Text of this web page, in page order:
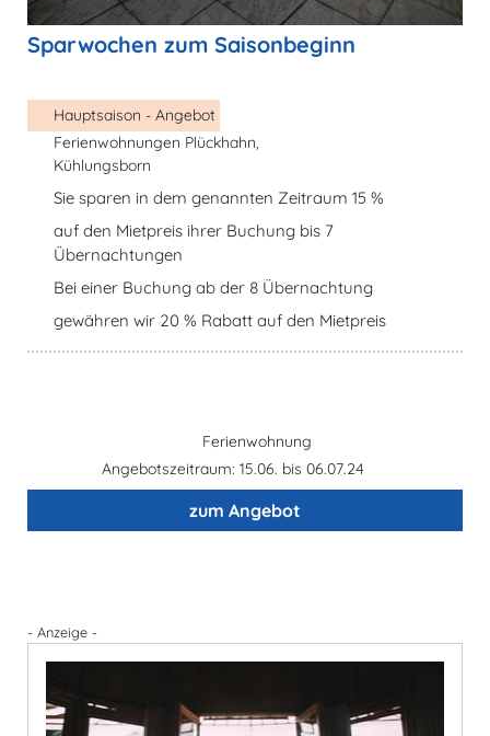
Sparwochen zum Saisonbeginn
Hauptsaison - Angebot
Ferienwohnungen Plückhahn,
Kühlungsborn
Sie sparen in dem genannten Zeitraum 15 %
auf den Mietpreis ihrer Buchung bis 7
Übernachtungen
Bei einer Buchung ab der 8 Übernachtung
gewähren wir 20 % Rabatt auf den Mietpreis
Ferienwohnung
Angebotszeitraum: 15.06. bis 06.07.24
zum Angebot
- Anzeige -